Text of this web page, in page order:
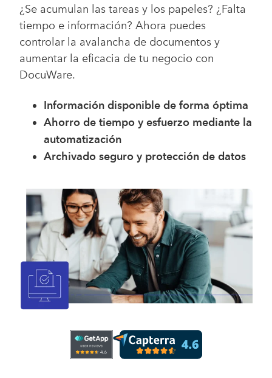
¿Se acumulan las tareas y los papeles? ¿Falta
tiempo e información? Ahora puedes
controlar la avalancha de documentos y
aumentar la eficacia de tu negocio con
DocuWare.
Información disponible de forma óptima
Ahorro de tiempo y esfuerzo mediante la
automatización
Archivado seguro y protección de datos